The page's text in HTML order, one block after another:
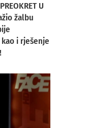
U
žalbu
i rješenje